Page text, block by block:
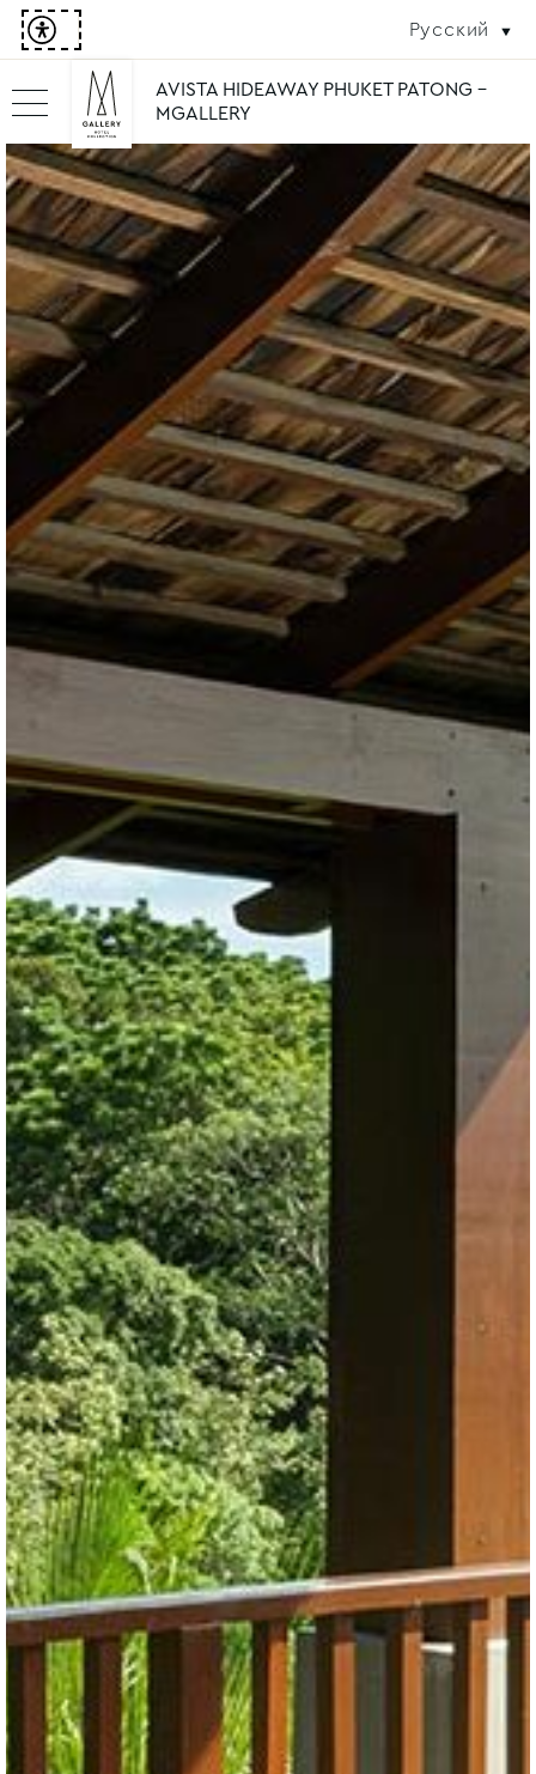
Русский
AVISTA HIDEAWAY PHUKET PATONG -
MGALLERY